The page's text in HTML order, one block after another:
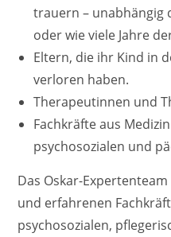
trauern – unabhängig
oder wie viele Jahre
Eltern, die ihr Kind in
verloren haben.
Therapeutinnen und
Fachkräfte aus
psychosozialen und
Das Oskar-
und erfahrenen
psychosozialen,